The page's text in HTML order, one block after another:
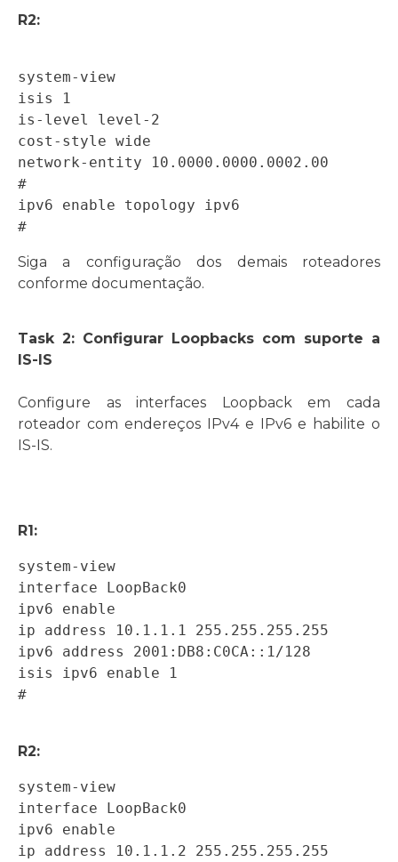
R2:
system-view
isis 1
is-level level-2
cost-style wide
network-entity 10.0000.0000.0002.00
#
ipv6 enable topology ipv6
Siga a configuração dos demais roteadores
conforme documentação.
Task 2: Configurar Loopbacks com suporte a
IS-IS
Configure as interfaces Loopback em cada
roteador com endereços IPv4 e IPv6 e habilite o
IS-IS.
R1:
system-view
interface LoopBack0
ipv6 enable
ip address 10.1.1.1 255.255.255.255
ipv6 address 2001:DB8:C0CA::1/128
isis ipv6 enable 1
#
R2:
system-view
interface LoopBack0
ipv6 enable
ip address 10.1.1.2 255.255.255.255